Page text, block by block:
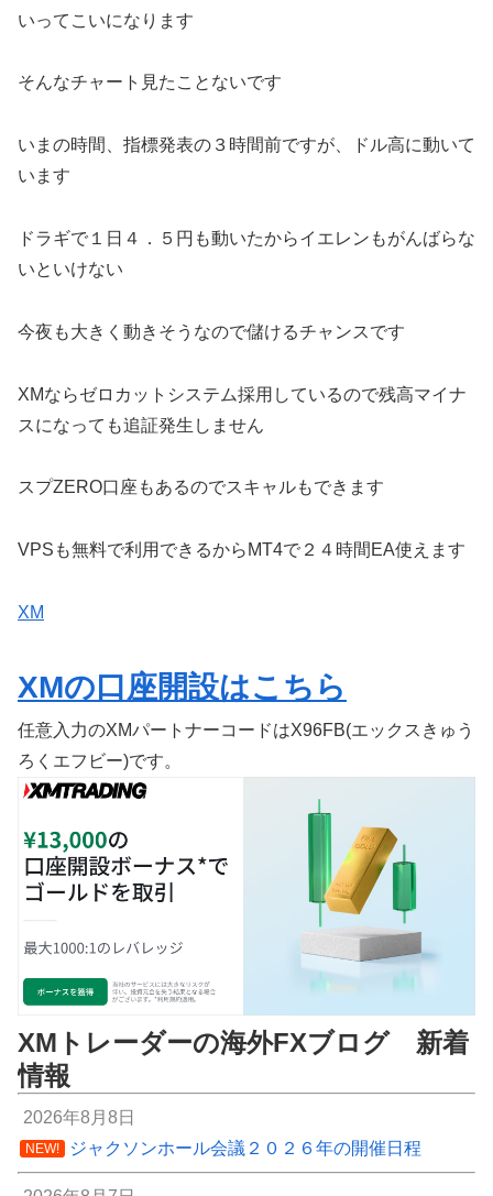
いってこいになります
そんなチャート見たことないです
いまの時間、指標発表の３時間前ですが、ドル高に動いて
います
ドラギで１日４．５円も動いたからイエレンもがんばらな
いといけない
今夜も大きく動きそうなので儲けるチャンスです
XMならゼロカットシステム採用しているので残高マイナ
スになっても追証発生しません
スプZERO口座もあるのでスキャルもできます
VPSも無料で利用できるからMT4で２４時間EA使えます
XM
XMの口座開設はこちら
任意入力のXMパートナーコードはX96FB(エックスきゅう
ろくエフビー)です。
XMトレーダーの海外FXブログ 新着
情報
2026年8月8日
NEW! ジャクソンホール会議２０２６年の開催日程